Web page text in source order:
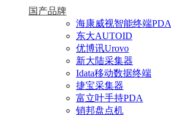
国产品牌
海康威视智能终端PDA
东大AUTOID
优博讯Urovo
新大陆采集器
Idata移动数据终端
捷宝采集器
富立叶手持PDA
销邦盘点机